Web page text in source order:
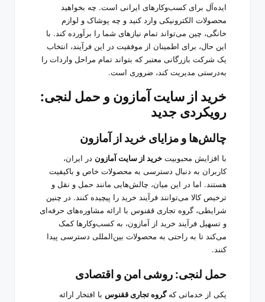
ایده‌آل برای کسب‌وکارهای ایرانی است. چه بخواهید
محصولات الکترونیکی وارد کنید و چه پوشاک و لوازم
خانگی، چین می‌تواند تمام نیازهای شما را برآورده کند. با
این حال، برای اطمینان از موفقیت در این فرآیند، انتخاب
یک شرکت بازرگانی معتبر که بتواند تمام مراحل واردات را
به‌درستی مدیریت کند، ضروری است.
خرید از سایت آمازون و حمل لنجی:
رویکردی جدید
چالش‌ها و مزایای خرید از آمازون
با افزایش محبوبیت خرید از سایت آمازون در ایران،
کاربران به دنبال دسترسی به محصولات خاص و باکیفیت
هستند. اما در این میان، چالش‌هایی مانند حمل و نقل و
ترخیص کالا می‌توانند فرآیند خرید را پیچیده کنند. در چنین
شرایطی، گروه تجاری ققنوس با ارائه مشاوره‌های حرفه‌ای
و تسهیل فرآیند خرید از آمازون، به کسب‌وکارها کمک
می‌کند تا به راحتی به محصولات بین‌المللی دسترسی پیدا
کنند.
حمل لنجی: روشی امن و اقتصادی
یکی از خدماتی کهگروه تجاری ققنوس با افتخار ارائه